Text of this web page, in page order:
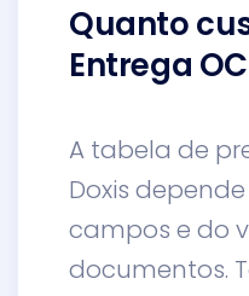
Quanto
Entrega
A tabela de
Doxis
campos e do
documentos.